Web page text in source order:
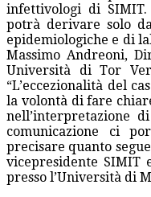
infettivologi di SIMIT.
potrà derivare solo
epidemiologiche e di
Massimo Andreoni,
Università di Tor
“L’eccezionalità del
la volontà di fare
nell’interpretazione
comunicazione ci
precisare quanto
vicepresidente
presso l’Università di